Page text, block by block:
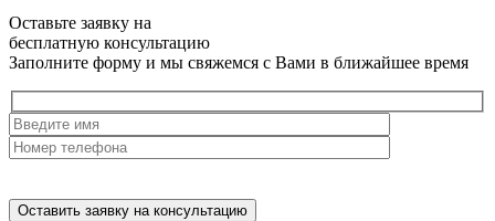
Оставьте заявку на
бесплатную консультацию
Заполните форму и мы свяжемся с Вами в ближайшее время